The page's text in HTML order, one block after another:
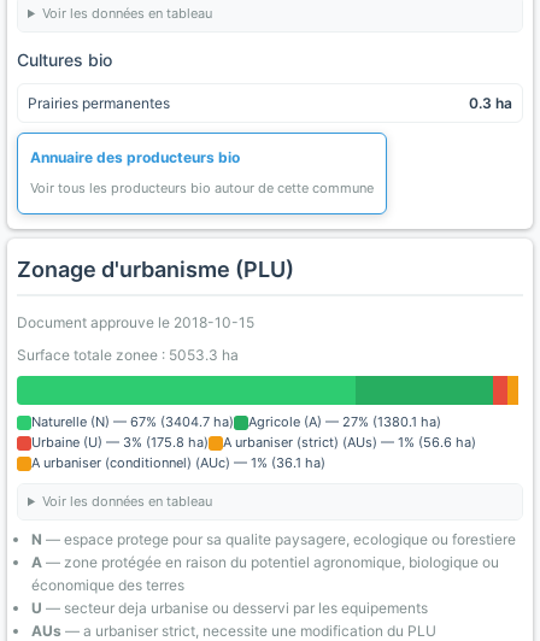
Voir les données en tableau
Cultures bio
Prairies permanentes 0.3 ha
Annuaire des producteurs bio
Voir tous les producteurs bio autour de cette commune
Zonage d'urbanisme (PLU)
Document approuve le 2018-10-15
Surface totale zonee : 5053.3 ha
Naturelle (N) — 67% (3404.7 ha)
Agricole (A) — 27% (1380.1 ha)
Urbaine (U) — 3% (175.8 ha)
A urbaniser (strict) (AUs) — 1% (56.6 ha)
A urbaniser (conditionnel) (AUc) — 1% (36.1 ha)
Voir les données en tableau
N — espace protege pour sa qualite paysagere, ecologique ou forestiere
A — zone protégée en raison du potentiel agronomique, biologique ou
économique des terres
U — secteur deja urbanise ou desservi par les equipements
AUs — a urbaniser strict, necessite une modification du PLU